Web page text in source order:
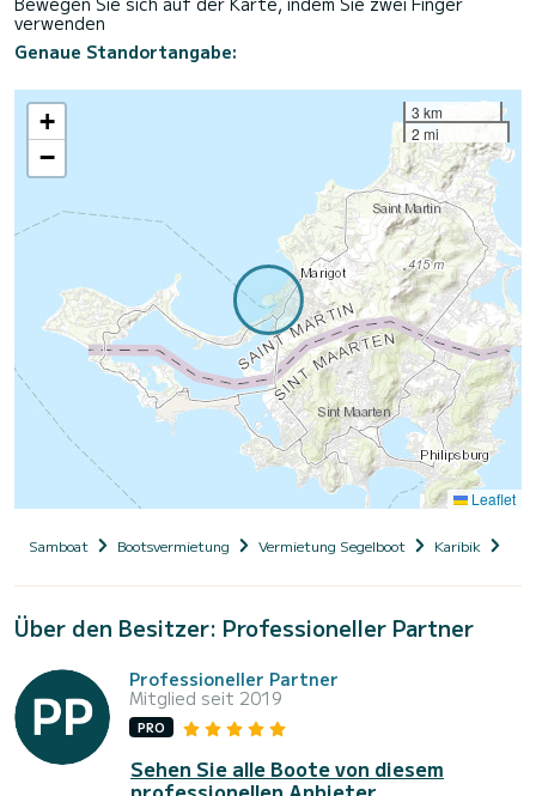
verwenden
Genaue Standortangabe:
+
−
3 km
2 mi
Leaflet
Samboat Bootsvermietung Vermietung Segelboot Karibik
Über den Besitzer: Professioneller Partner
Professioneller Partner
Mitglied seit 2019
PRO
Sehen Sie alle Boote von diesem